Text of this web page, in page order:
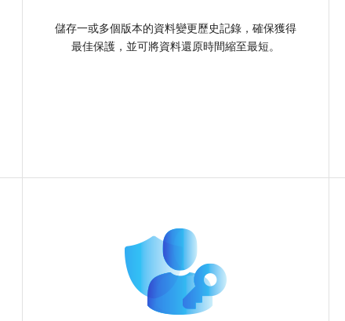
儲存一或多個版本的資料變更歷史記錄，確保獲得
最佳保護，並可將資料還原時間縮至最短。